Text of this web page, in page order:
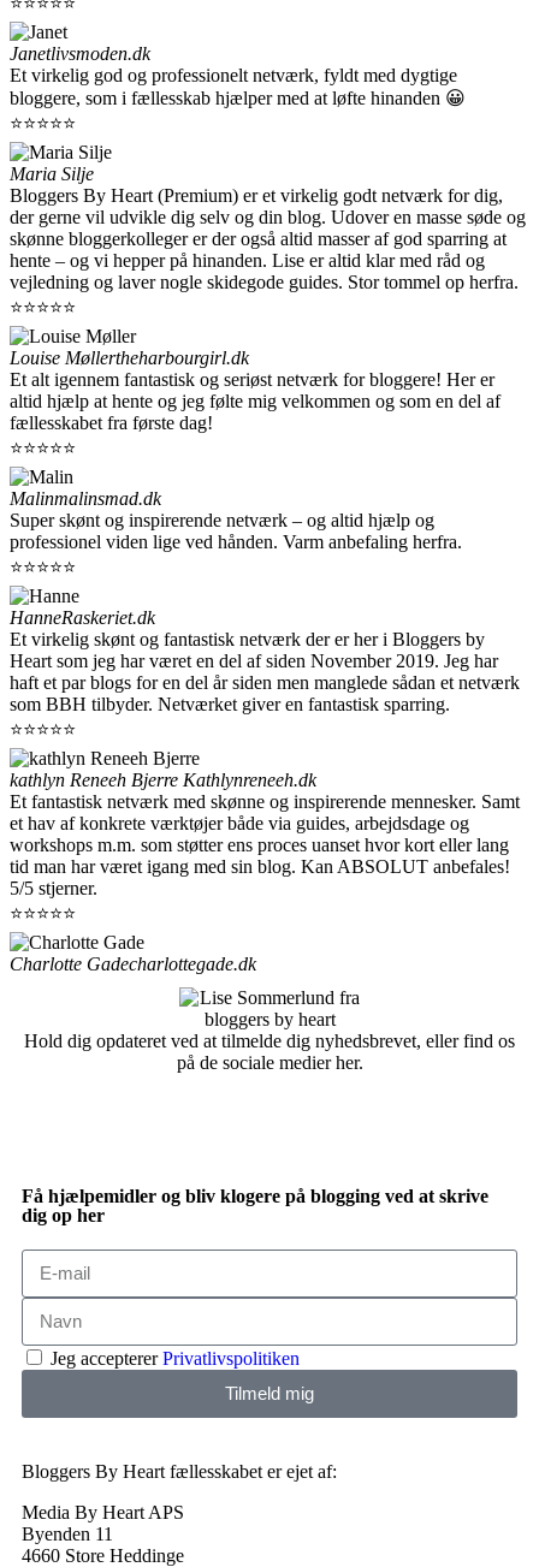
Janetlivsmoden.dk
Et virkelig god og professionelt netværk, fyldt med dygtige
bloggere, som i fællesskab hjælper med at løfte hinanden 😀
⭐⭐⭐⭐⭐
Maria Silje
Bloggers By Heart (Premium) er et virkelig godt netværk for dig,
der gerne vil udvikle dig selv og din blog. Udover en masse søde og
skønne bloggerkolleger er der også altid masser af god sparring at
hente – og vi hepper på hinanden. Lise er altid klar med råd og
vejledning og laver nogle skidegode guides. Stor tommel op herfra.
⭐⭐⭐⭐⭐
Louise Møllertheharbourgirl.dk
Et alt igennem fantastisk og seriøst netværk for bloggere! Her er
altid hjælp at hente og jeg følte mig velkommen og som en del af
fællesskabet fra første dag!
⭐⭐⭐⭐⭐
Malinmalinsmad.dk
Super skønt og inspirerende netværk – og altid hjælp og
professionel viden lige ved hånden. Varm anbefaling herfra.
⭐⭐⭐⭐⭐
HanneRaskeriet.dk
Et virkelig skønt og fantastisk netværk der er her i Bloggers by
Heart som jeg har været en del af siden November 2019. Jeg har
haft et par blogs for en del år siden men manglede sådan et netværk
som BBH tilbyder. Netværket giver en fantastisk sparring.
⭐⭐⭐⭐⭐
kathlyn Reneeh Bjerre Kathlynreneeh.dk
Et fantastisk netværk med skønne og inspirerende mennesker. Samt
et hav af konkrete værktøjer både via guides, arbejdsdage og
workshops m.m. som støtter ens proces uanset hvor kort eller lang
tid man har været igang med sin blog. Kan ABSOLUT anbefales!
5/5 stjerner.
⭐⭐⭐⭐⭐
Charlotte Gadecharlottegade.dk
Hold dig opdateret ved at tilmelde dig nyhedsbrevet, eller find os
på de sociale medier her.
Få hjælpemidler og bliv klogere på blogging ved at skrive
dig op her
Jeg acceptererPrivatlivspolitiken
Tilmeld mig
Bloggers By Heart fællesskabet er ejet af:
Media By Heart APS
Byenden 11
4660 Store Heddinge